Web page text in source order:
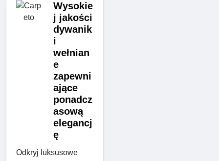
Wysokie
j jakości
dywanik
i
wełnian
e
zapewni
ające
ponadcz
asową
elegancj
ę
Odkryj luksusowe